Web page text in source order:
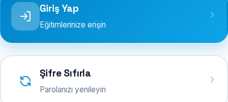
Giriş Yap
Eğitimlerinize erişin
Şifre Sıfırla
Parolanızı yenileyin